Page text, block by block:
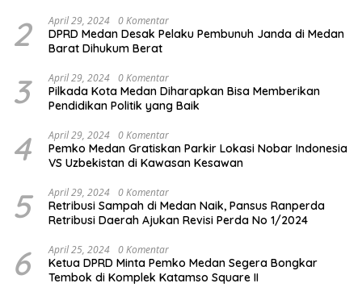
2 April 29, 2024 0 Komentar
DPRD Medan Desak Pelaku Pembunuh Janda di Medan
Barat Dihukum Berat
3 April 29, 2024 0 Komentar
Pilkada Kota Medan Diharapkan Bisa Memberikan
Pendidikan Politik yang Baik
4 April 29, 2024 0 Komentar
Pemko Medan Gratiskan Parkir Lokasi Nobar Indonesia
VS Uzbekistan di Kawasan Kesawan
5 April 29, 2024 0 Komentar
Retribusi Sampah di Medan Naik, Pansus Ranperda
Retribusi Daerah Ajukan Revisi Perda No 1/2024
6 April 25, 2024 0 Komentar
Ketua DPRD Minta Pemko Medan Segera Bongkar
Tembok di Komplek Katamso Square II